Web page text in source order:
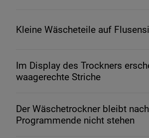
Kleine Wäscheteile auf
Im Display des Trockners
waagerechte Striche
Der Wäschetrockner bleibt
Programmende nicht stehen